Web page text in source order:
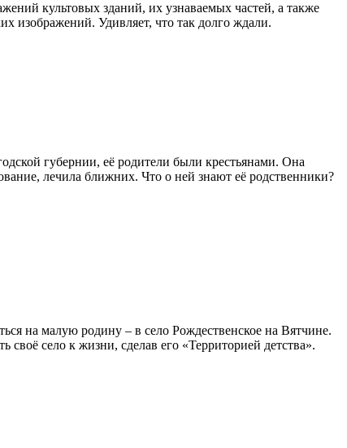
культовых зданий, их узнаваемых частей, а также
изображений. Удивляет, что так долго ждали.
губернии, её родители были крестьянами. Она
лечила ближних. Что о ней знают её родственники?
на малую родину – в село Рождественское на Вятчине.
село к жизни, сделав его «Территорией детства».